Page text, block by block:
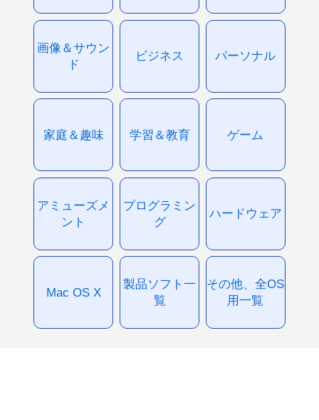
画像＆サウン
ド
ビジネス パーソナル
家庭＆趣味 学習＆教育 ゲーム
アミューズメ
ント
プログラミン
グ
ハードウェア
Mac OS X
製品ソフト一
覧
その他、全OS
用一覧